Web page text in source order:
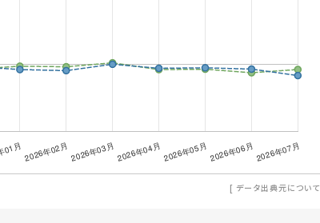
[ データ出典元について